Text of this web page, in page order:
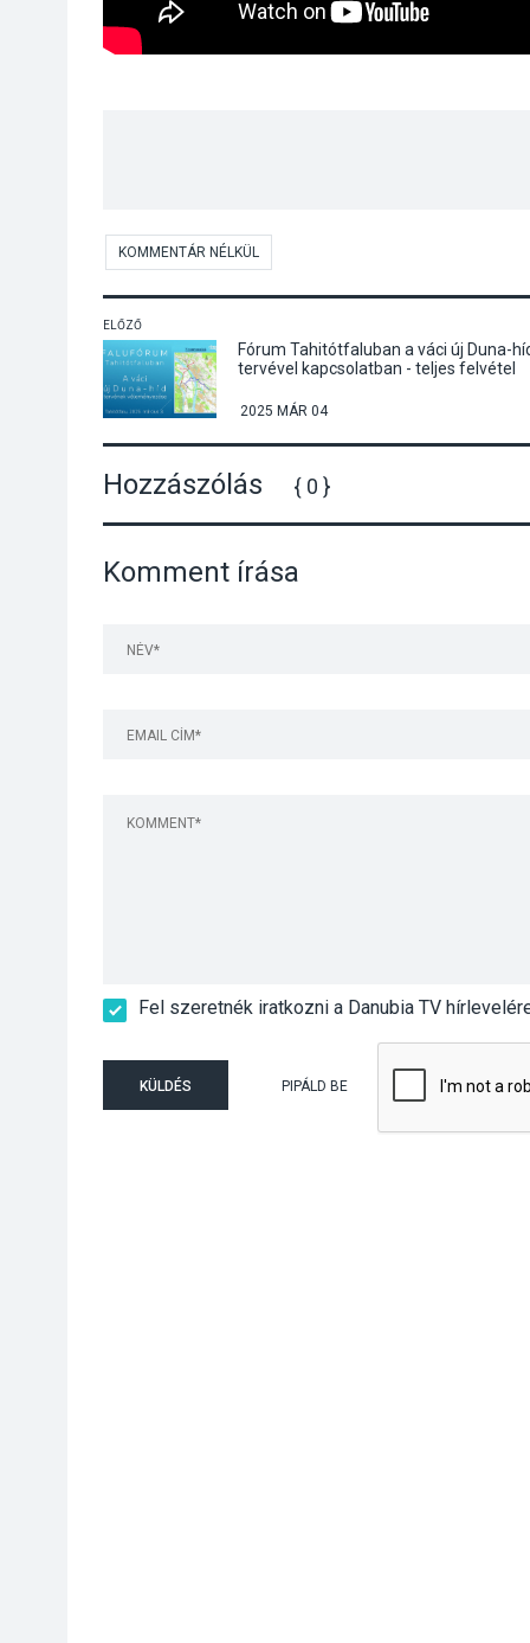
KOMMENTÁR NÉLKÜL
ELŐZŐ
Fórum Tahitótfaluban a váci új Duna-
tervével kapcsolatban - teljes felvétel
2025 MÁR 04
Hozzászólás { 0 }
Komment írása
Fel szeretnék iratkozni a Danubia TV
KÜLDÉS PIPÁLD BE